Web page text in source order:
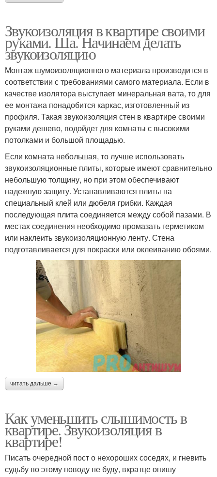
Звукоизоляция в квартире своими
руками. Ша. Начинаем делать
звукоизоляцию
Монтаж шумоизоляционного материала производится в
соответствии с требованиями самого материала. Если в
качестве изолятора выступает минеральная вата, то для
ее монтажа понадобится каркас, изготовленный из
профиля. Такая звукоизоляция стен в квартире своими
руками дешево, подойдет для комнаты с высокими
потолками и большой площадью.
Если комната небольшая, то лучше использовать
звукоизоляционные плиты, которые имеют сравнительно
небольшую толщину, но при этом обеспечивают
надежную защиту. Устанавливаются плиты на
специальный клей или дюбеля грибки. Каждая
последующая плита соединяется между собой пазами. В
местах соединения необходимо промазать герметиком
или наклеить звукоизоляционную ленту. Стена
подготавливается для покраски или оклеиванию обоями.
читать дальше →
Как уменьшить слышимость в
квартире. Звукоизоляция в
квартире!
Писать очередной пост о нехороших соседях, и гневить
судьбу по этому поводу не буду, вкратце опишу